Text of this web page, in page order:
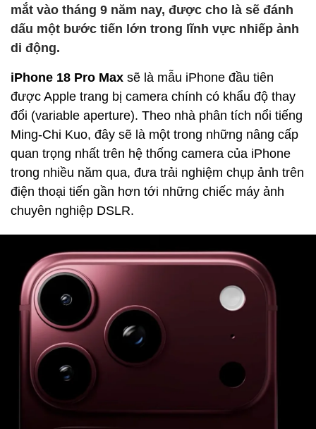
mắt vào tháng 9 năm nay, được cho là sẽ đánh
dấu một bước tiến lớn trong lĩnh vực nhiếp ảnh
di động.
iPhone 18 Pro Max sẽ là mẫu iPhone đầu tiên
được Apple trang bị camera chính có khẩu độ thay
đổi (variable aperture). Theo nhà phân tích nổi tiếng
Ming-Chi Kuo, đây sẽ là một trong những nâng cấp
quan trọng nhất trên hệ thống camera của iPhone
trong nhiều năm qua, đưa trải nghiệm chụp ảnh trên
điện thoại tiến gần hơn tới những chiếc máy ảnh
chuyên nghiệp DSLR.